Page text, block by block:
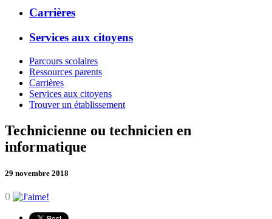
Carrières
Services aux citoyens
Parcours scolaires
Ressources parents
Carrières
Services aux citoyens
Trouver un établissement
Technicienne ou technicien en
informatique
29 novembre 2018
0